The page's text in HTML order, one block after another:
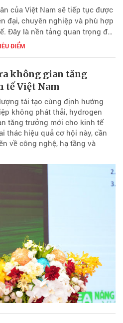
của Việt Nam sẽ tiếp tục được
đại, chuyên nghiệp và phù hợp
Đây là nền tảng quan trọng để
hạt nhân quốc gia, đồng thời
tử.
ĐIỂM
không gian tăng
tế Việt Nam
tái tạo cùng định hướng
không phát thải, hydrogen
tăng trưởng mới cho kinh tế
thác hiệu quả cơ hội này, cần
về công nghệ, hạ tầng và